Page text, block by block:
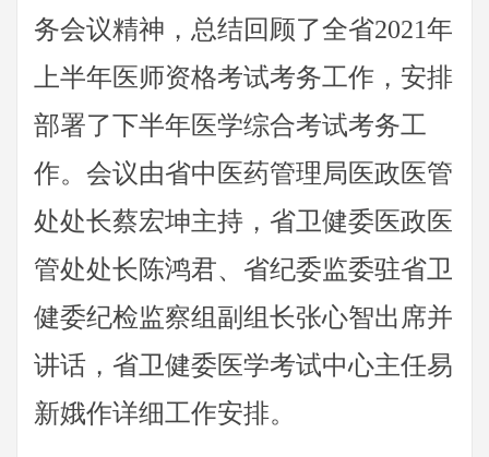
务会议精神，总结回顾了全省2021年
上半年医师资格考试考务工作，安排
部署了下半年医学综合考试考务工
作。会议由省中医药管理局医政医管
处处长蔡宏坤主持，省卫健委医政医
管处处长陈鸿君、省纪委监委驻省卫
健委纪检监察组副组长张心智出席并
讲话，省卫健委医学考试中心主任易
新娥作详细工作安排。